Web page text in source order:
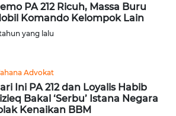
PA 212 Ricuh, Massa Buru
Komando Kelompok Lain
yang lalu
Advokat
Ini PA 212 dan Loyalis Habib
Bakal ‘Serbu’ Istana Negara
Kenaikan BBM